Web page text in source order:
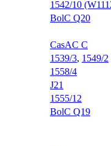
1542/10
BolC Q20
CasAC C
1539/3, 1549/2
1558/4
J21
1555/12
BolC Q19